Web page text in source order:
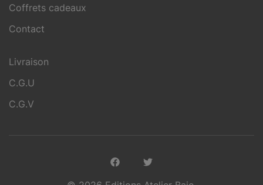
Coffrets cadeaux
Contact
Livraison
C.G.U
C.G.V